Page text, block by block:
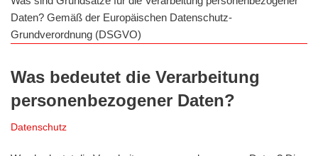
Daten? Gemäß der Europäischen Datenschutz-
Grundverordnung (DSGVO)
Was bedeutet die Verarbeitung
personenbezogener Daten?
Datenschutz